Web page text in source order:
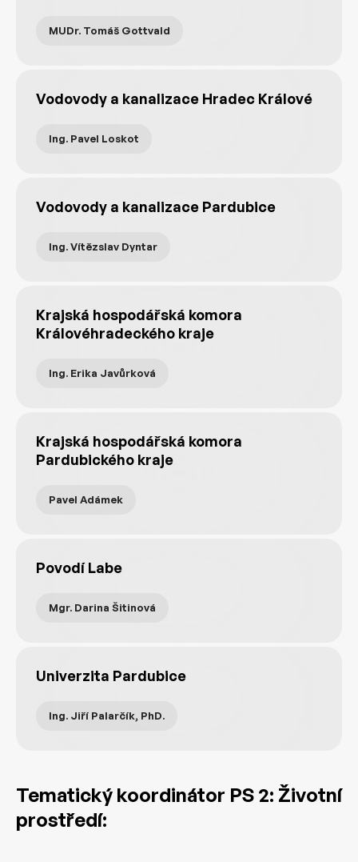
MUDr. Tomáš Gottvald
Vodovody a kanalizace Hradec Králové
Ing. Pavel Loskot
Vodovody a kanalizace Pardubice
Ing. Vítězslav Dyntar
Krajská hospodářská komora
Královéhradeckého kraje
Ing. Erika Javůrková
Krajská hospodářská komora
Pardubického kraje
Pavel Adámek
Povodí Labe
Mgr. Darina Šitinová
Univerzita Pardubice
Ing. Jiří Palarčík, PhD.
Tematický koordinátor PS 2: Životní
prostředí: